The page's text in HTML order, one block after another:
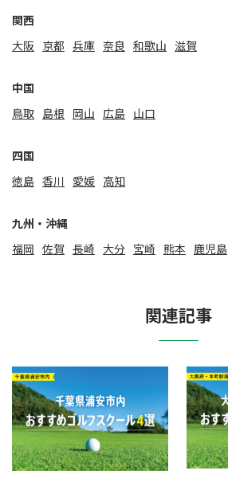
関⻄
大阪
京都 兵庫 奈良 和歌山 滋賀
中国
鳥取
島根 岡山 広島 山口
四国
徳島 香川 愛媛 高知
九州・沖縄
福岡
佐賀 ⻑崎 大分 宮崎 熊本 鹿児島
関連記事